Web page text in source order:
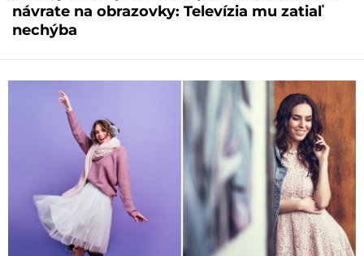
návrate na obrazovky: Televízia mu zatiaľ
nechýba